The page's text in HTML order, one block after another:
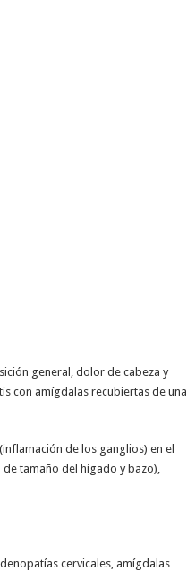
general, dolor de cabeza y
con amígdalas recubiertas de una
de los ganglios) en el
tamaño del hígado y bazo),
cervicales, amígdalas